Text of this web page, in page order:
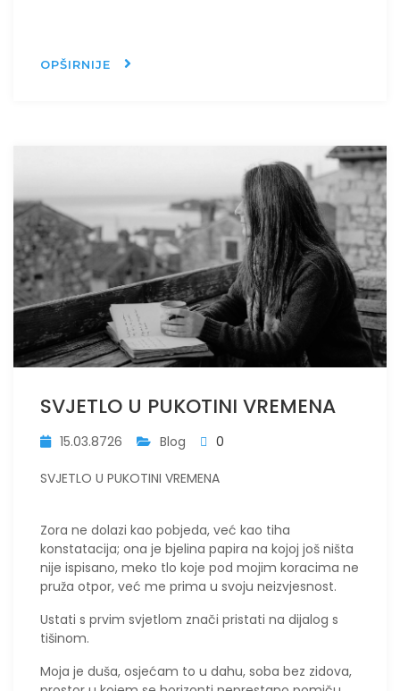
OPŠIRNIJE
SVJETLO U PUKOTINI VREMENA
15.03.8726 Blog 0
SVJETLO U PUKOTINI VREMENA
​Zora ne dolazi kao pobjeda, već kao tiha
konstatacija; ona je bjelina papira na kojoj još ništa
nije ispisano, meko tlo koje pod mojim koracima ne
pruža otpor, već me prima u svoju neizvjesnost.
Ustati s prvim svjetlom znači pristati na dijalog s
tišinom.
Moja je duša, osjećam to u dahu, soba bez zidova,